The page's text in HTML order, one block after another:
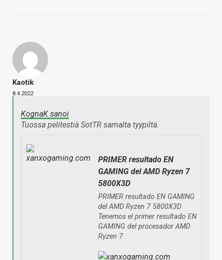
Kaotik
8.4.2022
KognaK sanoi
Tuossa pelitestiä SotTR samalta tyypiltä.
PRIMER resultado EN
GAMING del AMD Ryzen 7
5800X3D
PRIMER resultado EN GAMING
del AMD Ryzen 7 5800X3D
Tenemos el primer resultado EN
GAMING del procesador AMD
Ryzen 7